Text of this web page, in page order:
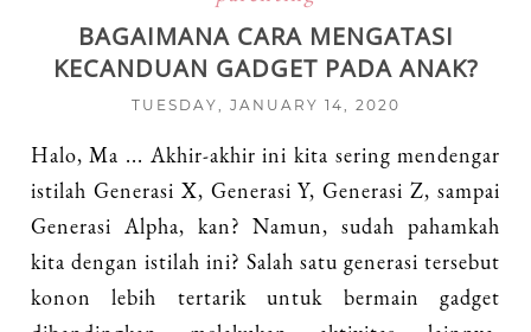
BAGAIMANA CARA MENGATASI
KECANDUAN GADGET PADA ANAK?
TUESDAY, JANUARY 14, 2020
Halo, Ma ... Akhir-akhir ini kita sering mendengar
istilah Generasi X, Generasi Y, Generasi Z, sampai
Generasi Alpha, kan? Namun, sudah pahamkah
kita dengan istilah ini? Salah satu generasi tersebut
konon lebih tertarik untuk bermain gadget